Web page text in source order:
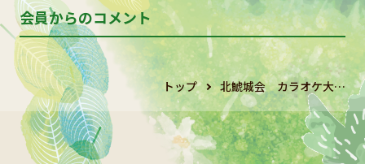
会員からのコメント
トップ 北鯱城会 カラオケ大…